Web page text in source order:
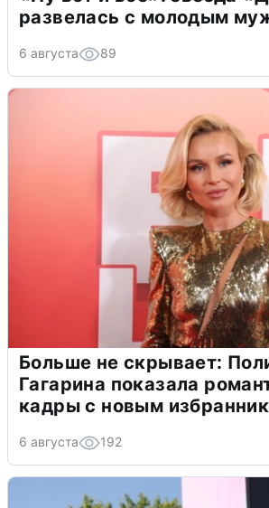
развелась с молодым
6 августа 89
Больше не скрывает:
Гагарина показала
кадры с новым
6 августа 192